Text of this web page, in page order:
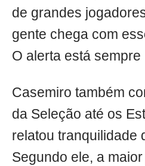
de grandes
gente chega com
O alerta está sempre
Casemiro também
da Seleção até os
relatou tranquilidade
Segundo ele, a